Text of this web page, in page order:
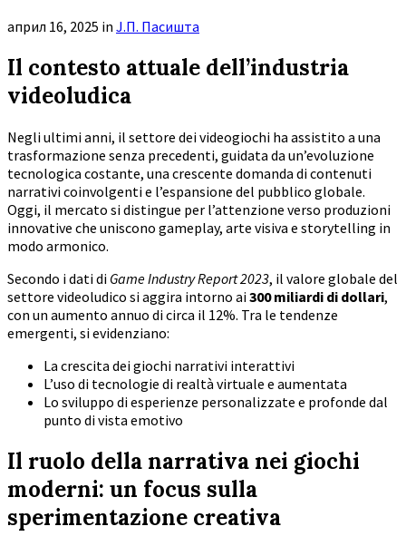
април 16, 2025 in Ј.П. Пасишта
Il contesto attuale dell’industria
videoludica
Negli ultimi anni, il settore dei videogiochi ha assistito a una
trasformazione senza precedenti, guidata da un’evoluzione
tecnologica costante, una crescente domanda di contenuti
narrativi coinvolgenti e l’espansione del pubblico globale.
Oggi, il mercato si distingue per l’attenzione verso produzioni
innovative che uniscono gameplay, arte visiva e storytelling in
modo armonico.
Secondo i dati di Game Industry Report 2023, il valore globale del
settore videoludico si aggira intorno ai300 miliardi di dollari,
con un aumento annuo di circa il 12%. Tra le tendenze
emergenti, si evidenziano:
La crescita dei giochi narrativi interattivi
L’uso di tecnologie di realtà virtuale e aumentata
Lo sviluppo di esperienze personalizzate e profonde dal
punto di vista emotivo
Il ruolo della narrativa nei giochi
moderni: un focus sulla
sperimentazione creativa